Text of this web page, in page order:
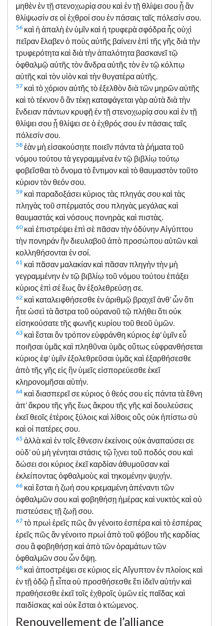
μηθὲν ἐν τῇ στενοχωρίᾳ σου καὶ ἐν τῇ θλίψει σου ᾗ ἂν
θλίψωσίν σε οἱ ἐχθροί σου ἐν πάσαις ταῖς πόλεσίν σου.
56 καὶ ἡ ἁπαλὴ ἐν ὑμῖν καὶ ἡ τρυφερὰ σφόδρα ἧς οὐχὶ
πεῖραν ἔλαβεν ὁ ποὺς αὐτῆς βαίνειν ἐπὶ τῆς γῆς διὰ τὴν
τρυφερότητα καὶ διὰ τὴν ἁπαλότητα βασκανεῖ τῷ
ὀφθαλμῷ αὐτῆς τὸν ἄνδρα αὐτῆς τὸν ἐν τῷ κόλπῳ
αὐτῆς καὶ τὸν υἱὸν καὶ τὴν θυγατέρα αὐτῆς.
57 καὶ τὸ χόριον αὐτῆς τὸ ἐξελθὸν διὰ τῶν μηρῶν αὐτῆς
καὶ τὸ τέκνον ὃ ἂν τέκῃ καταφάγεται γὰρ αὐτὰ διὰ τὴν
ἔνδειαν πάντων κρυφῇ ἐν τῇ στενοχωρίᾳ σου καὶ ἐν τῇ
θλίψει σου ᾗ θλίψει σε ὁ ἐχθρός σου ἐν πάσαις ταῖς
πόλεσίν σου.
58 ἐὰν μὴ εἰσακούσητε ποιεῖν πάντα τὰ ῥήματα τοῦ
νόμου τούτου τὰ γεγραμμένα ἐν τῷ βιβλίῳ τούτῳ
φοβεῖσθαι τὸ ὄνομα τὸ ἔντιμον καὶ τὸ θαυμαστὸν τοῦτο
κύριον τὸν θεόν σου.
59 καὶ παραδοξάσει κύριος τὰς πληγάς σου καὶ τὰς
πληγὰς τοῦ σπέρματός σου πληγὰς μεγάλας καὶ
θαυμαστάς καὶ νόσους πονηρὰς καὶ πιστὰς.
60καὶ ἐπιστρέψει ἐπὶ σὲ πᾶσαν τὴν ὀδύνην Αἰγύπτου
τὴν πονηράν ἣν διευλαβοῦ ἀπὸ προσώπου αὐτῶν καὶ
κολληθήσονται ἐν σοί.
61 καὶ πᾶσαν μαλακίαν καὶ πᾶσαν πληγὴν τὴν μὴ
γεγραμμένην ἐν τῷ βιβλίῳ τοῦ νόμου τούτου ἐπάξει
κύριος ἐπὶ σέ ἕως ἂν ἐξολεθρεύσῃ σε.
62 καὶ καταλειφθήσεσθε ἐν ἀριθμῷ βραχεῖ ἀνθ’ ὧν ὅτι
ἦτε ὡσεὶ τὰ ἄστρα τοῦ οὐρανοῦ τῷ πλήθει ὅτι οὐκ
εἰσηκούσατε τῆς φωνῆς κυρίου τοῦ θεοῦ ὑμῶν.
63 καὶ ἔσται ὃν τρόπον εὐφράνθη κύριος ἐφ’ ὑμῖν εὖ
ποιῆσαι ὑμᾶς καὶ πληθῦναι ὑμᾶς οὕτως εὐφρανθήσεται
κύριος ἐφ’ ὑμῖν ἐξολεθρεῦσαι ὑμᾶς καὶ ἐξαρθήσεσθε
ἀπὸ τῆς γῆς εἰς ἣν ὑμεῖς εἰσπορεύεσθε ἐκεῖ
κληρονομῆσαι αὐτήν.
64 καὶ διασπερεῖ σε κύριος ὁ θεός σου εἰς πάντα τὰ ἔθνη
ἀπ’ ἄκρου τῆς γῆς ἕως ἄκρου τῆς γῆς καὶ δουλεύσεις
ἐκεῖ θεοῖς ἑτέροις ξύλοις καὶ λίθοις οὓς οὐκ ἠπίστω σὺ
καὶ οἱ πατέρες σου.
65 ἀλλὰ καὶ ἐν τοῖς ἔθνεσιν ἐκείνοις οὐκ ἀναπαύσει σε
οὐδ’ οὐ μὴ γένηται στάσις τῷ ἴχνει τοῦ ποδός σου καὶ
δώσει σοι κύριος ἐκεῖ καρδίαν ἀθυμοῦσαν καὶ
ἐκλείποντας ὀφθαλμοὺς καὶ τηκομένην ψυχήν.
66 καὶ ἔσται ἡ ζωή σου κρεμαμένη ἀπέναντι τῶν
ὀφθαλμῶν σου καὶ φοβηθήσῃ ἡμέρας καὶ νυκτὸς καὶ οὐ
πιστεύσεις τῇ ζωῇ σου.
67 τὸ πρωὶ ἐρεῖς πῶς ἂν γένοιτο ἑσπέρα καὶ τὸ ἑσπέρας
ἐρεῖς πῶς ἂν γένοιτο πρωί ἀπὸ τοῦ φόβου τῆς καρδίας
σου ἃ φοβηθήσῃ καὶ ἀπὸ τῶν ὁραμάτων τῶν
ὀφθαλμῶν σου ὧν ὄψῃ.
68 καὶ ἀποστρέψει σε κύριος εἰς Αἴγυπτον ἐν πλοίοις καὶ
ἐν τῇ ὁδῷ ᾗ εἶπα οὐ προσθήσεσθε ἔτι ἰδεῖν αὐτήν καὶ
πραθήσεσθε ἐκεῖ τοῖς ἐχθροῖς ὑμῶν εἰς παῖδας καὶ
παιδίσκας καὶ οὐκ ἔσται ὁ κτώμενος.
Renouvellement de l’alliance